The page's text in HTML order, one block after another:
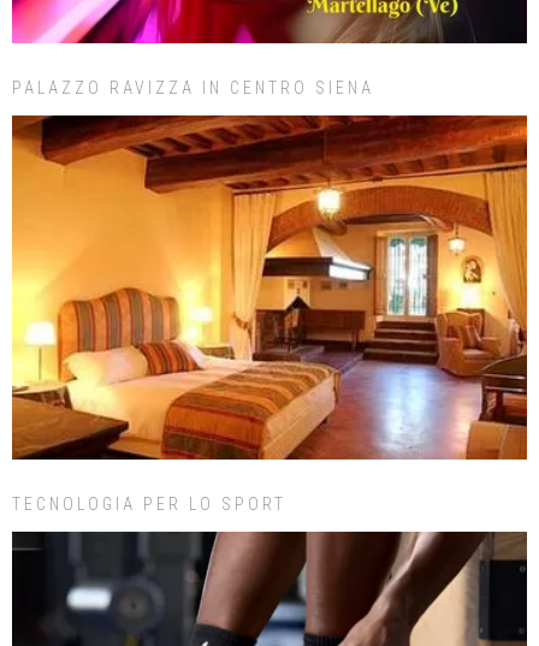
PALAZZO RAVIZZA IN CENTRO SIENA
TECNOLOGIA PER LO SPORT